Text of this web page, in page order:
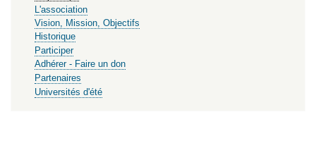
L'association
Vision, Mission, Objectifs
Historique
Participer
Adhérer - Faire un don
Partenaires
Universités d'été